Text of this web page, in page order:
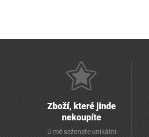
Zboží, které jinde
nekoupíte
U mě seženete unikátní